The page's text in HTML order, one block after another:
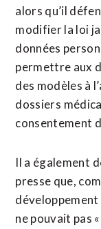
alors qu’il
modifier la loi
données
permettre aux
des modèles à
dossiers
consentement
Il a également
presse que,
ne pouvait pas